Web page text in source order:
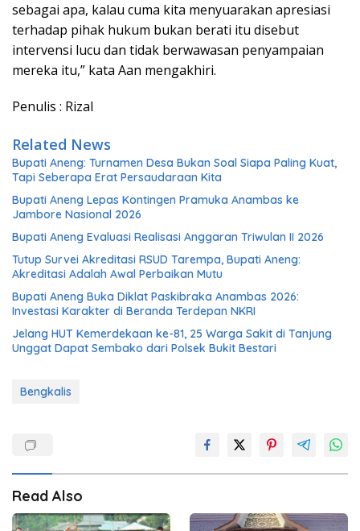
sebagai apa, kalau cuma kita menyuarakan apresiasi
terhadap pihak hukum bukan berati itu disebut
intervensi lucu dan tidak berwawasan penyampaian
mereka itu,” kata Aan mengakhiri.
Penulis : Rizal
Related News
Bupati Aneng: Turnamen Desa Bukan Soal Siapa Paling Kuat,
Tapi Seberapa Erat Persaudaraan Kita
Bupati Aneng Lepas Kontingen Pramuka Anambas ke
Jambore Nasional 2026
Bupati Aneng Evaluasi Realisasi Anggaran Triwulan II 2026
Tutup Survei Akreditasi RSUD Tarempa, Bupati Aneng:
Akreditasi Adalah Awal Perbaikan Mutu
Bupati Aneng Buka Diklat Paskibraka Anambas 2026:
Investasi Karakter di Beranda Terdepan NKRI
Jelang HUT Kemerdekaan ke-81, 25 Warga Sakit di Tanjung
Unggat Dapat Sembako dari Polsek Bukit Bestari
Bengkalis
Read Also